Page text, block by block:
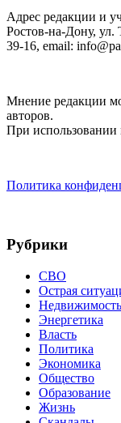
Адрес редакции и
Ростов-на-Дону, ул.
39-16, email:
Мнение редакции
авторов.
При использовании
Политика
Рубрики
СВО
Острая
Недвижимость
Энергетика
Власть
Политика
Экономика
Общество
Образование
Жизнь